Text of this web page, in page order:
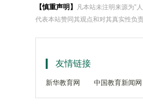
【慎重声明】
凡本站未注明来源为"
代表本站赞同其观点和对其真实性负
友情链接
新华教育网 中国教育新闻网